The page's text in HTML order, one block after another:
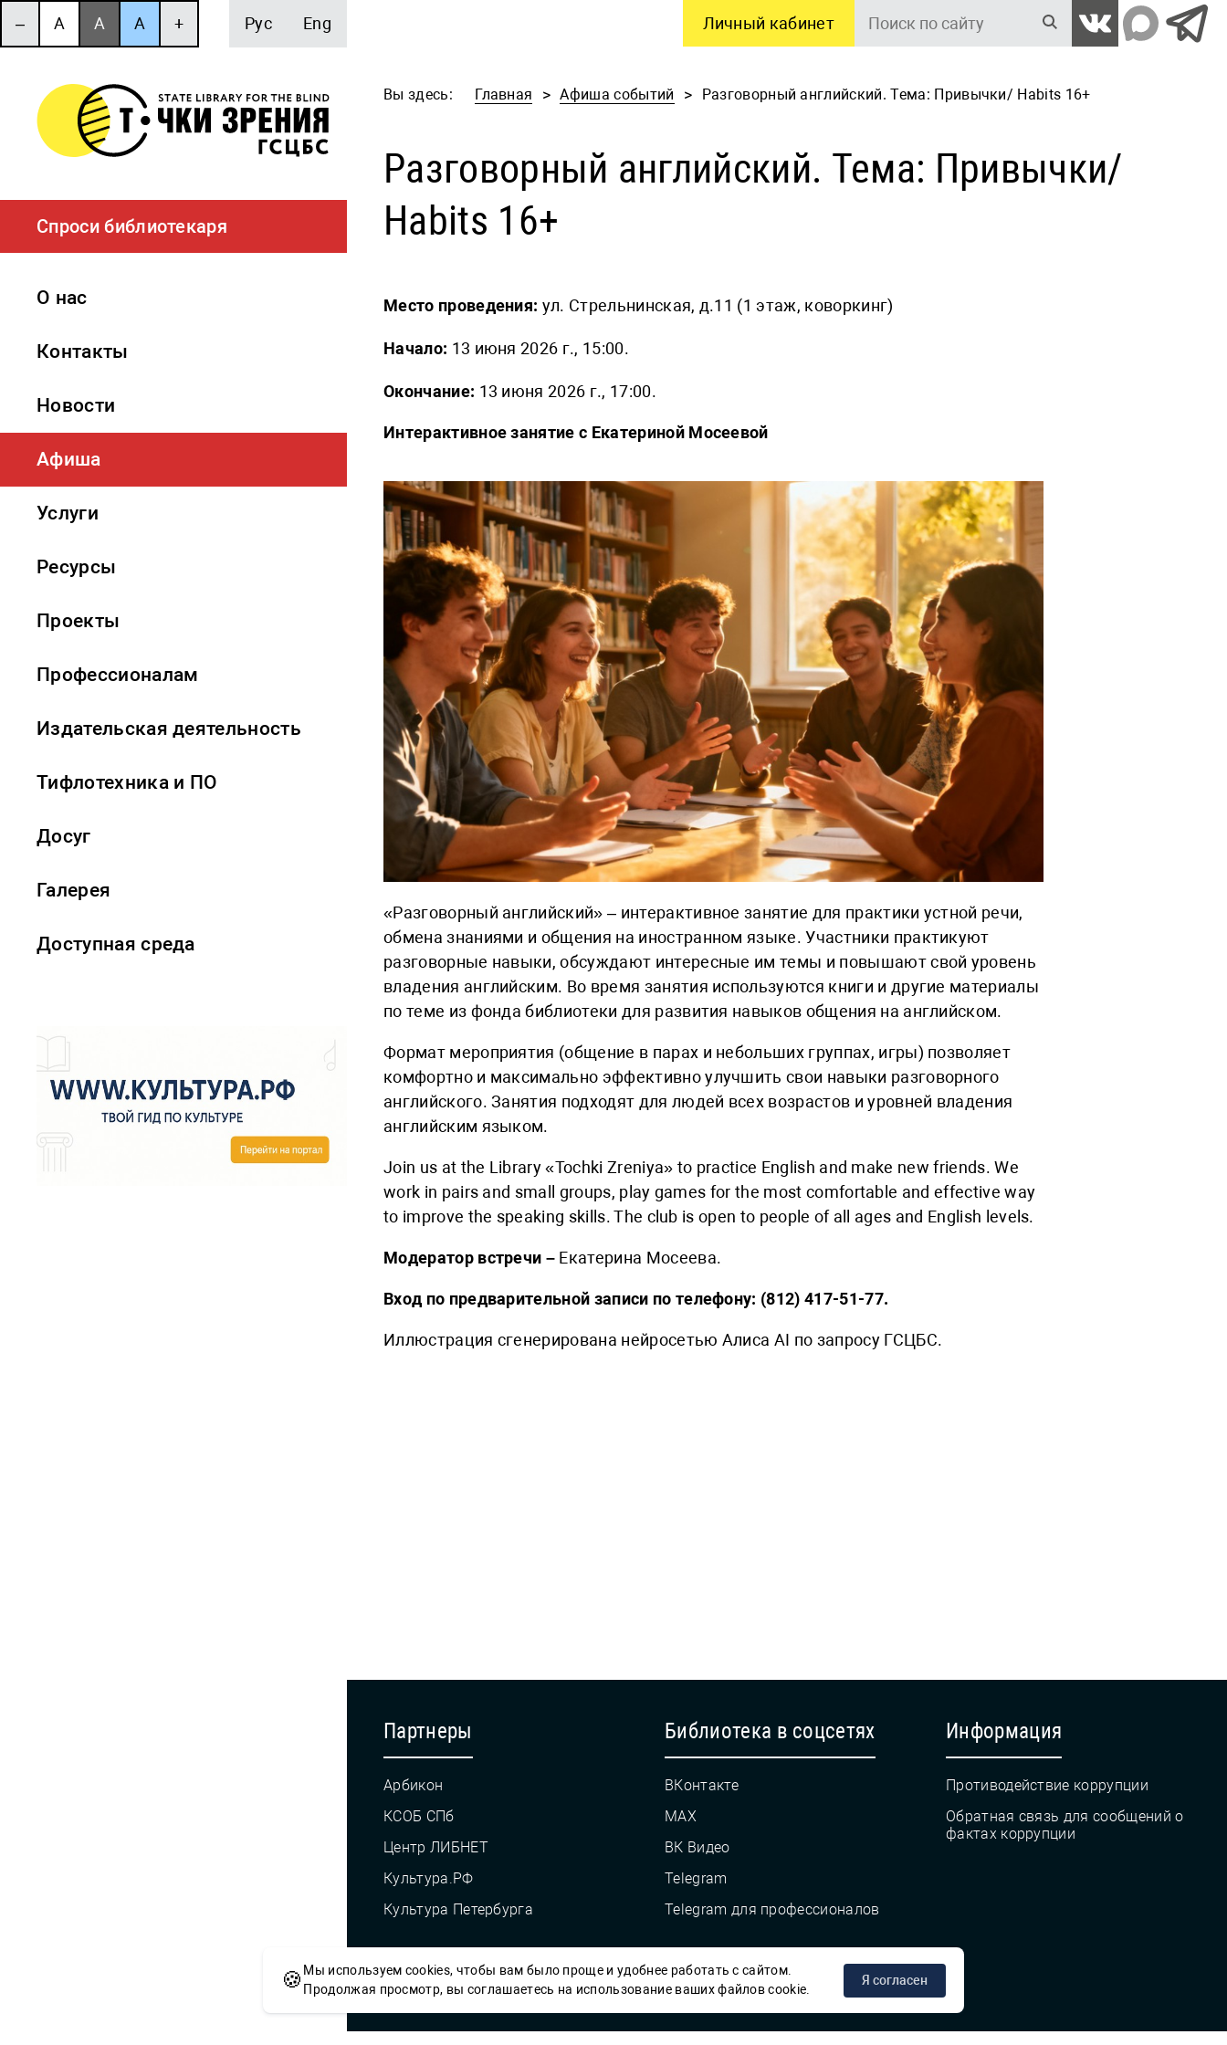
‒ A A A + Рус Eng
Спроси библиотекаря
О нас
Контакты
Новости
Афиша
Услуги
Ресурсы
Проекты
Профессионалам
Издательская деятельность
Тифлотехника и ПО
Досуг
Галерея
Доступная среда
Личный кабинет
Поиск
Вы здесь: Главная Афиша событий Разговорный английский. Тема: Привычки/ Habits 16+
Разговорный английский. Тема: Привычки/
Habits 16+
Место проведения: ул. Стрельнинская, д.11 (1 этаж, коворкинг)
Начало: 13 июня 2026 г., 15:00.
Окончание: 13 июня 2026 г., 17:00.
Интерактивное занятие с Екатериной Мосеевой
«Разговорный английский» – интерактивное занятие для практики устной речи,
обмена знаниями и общения на иностранном языке. Участники практикуют
разговорные навыки, обсуждают интересные им темы и повышают свой уровень
владения английским. Во время занятия используются книги и другие материалы
по теме из фонда библиотеки для развития навыков общения на английском.
Формат мероприятия (общение в парах и небольших группах, игры) позволяет
комфортно и максимально эффективно улучшить свои навыки разговорного
английского. Занятия подходят для людей всех возрастов и уровней владения
английским языком.
Join us at the Library «Tochki Zreniya» to practice English and make new friends. We
work in pairs and small groups, play games for the most comfortable and effective way
to improve the speaking skills. The club is open to people of all ages and English levels.
Модератор встречи – Екатерина Мосеева.
Вход по предварительной записи по телефону: (812) 417-51-77.
Иллюстрация сгенерирована нейросетью Алиса AI по запросу ГСЦБС.
Партнеры
Арбикон
КСОБ СПб
Центр ЛИБНЕТ
Культура.РФ
Культура Петербурга
Библиотека в соцсетях
ВКонтакте
MAX
ВК Видео
Telegram
Telegram для профессионалов
Информация
Противодействие коррупции
Обратная связь для сообщений о
фактах коррупции
© СПб ГБУК ГСЦБС, 2012-2026 гг.
🍪 Мы используем cookies, чтобы вам было проще и удобнее работать с сайтом.
Продолжая просмотр, вы соглашаетесь на использование ваших файлов cookie.
Я согласен